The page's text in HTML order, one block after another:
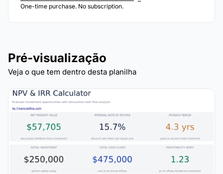
One-time purchase. No subscription.
Pré-visualização
Veja o que tem dentro desta planilha